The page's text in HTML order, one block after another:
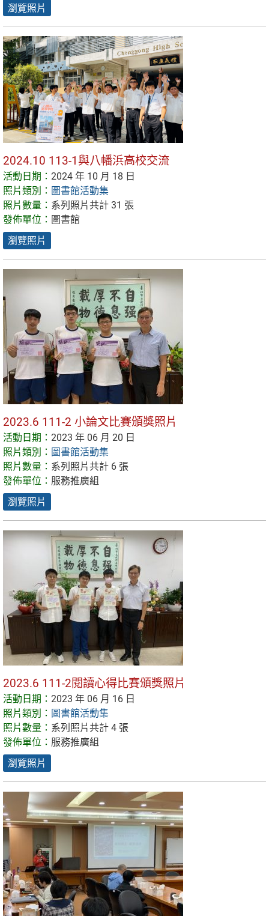
瀏覽照片
2024.10 113-1與八幡浜高校交流
活動日期： 2024 年 10 月 18 日
照片類別： 圖書館活動集
照片數量： 系列照片共計 31 張
發佈單位： 圖書館
瀏覽照片
2023.6 111-2 小論文比賽頒獎照片
活動日期： 2023 年 06 月 20 日
照片類別： 圖書館活動集
照片數量： 系列照片共計 6 張
發佈單位： 服務推廣組
瀏覽照片
2023.6 111-2閱讀心得比賽頒獎照片
活動日期： 2023 年 06 月 16 日
照片類別： 圖書館活動集
照片數量： 系列照片共計 4 張
發佈單位： 服務推廣組
瀏覽照片